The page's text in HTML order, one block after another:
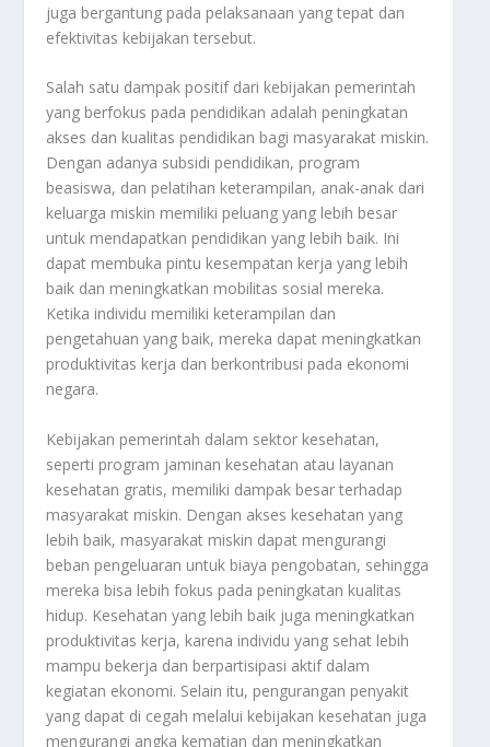
juga bergantung pada pelaksanaan yang tepat dan
efektivitas kebijakan tersebut.
Salah satu dampak positif dari kebijakan pemerintah
yang berfokus pada pendidikan adalah peningkatan
akses dan kualitas pendidikan bagi masyarakat miskin.
Dengan adanya subsidi pendidikan, program
beasiswa, dan pelatihan keterampilan, anak-anak dari
keluarga miskin memiliki peluang yang lebih besar
untuk mendapatkan pendidikan yang lebih baik. Ini
dapat membuka pintu kesempatan kerja yang lebih
baik dan meningkatkan mobilitas sosial mereka.
Ketika individu memiliki keterampilan dan
pengetahuan yang baik, mereka dapat meningkatkan
produktivitas kerja dan berkontribusi pada ekonomi
negara.
Kebijakan pemerintah dalam sektor kesehatan,
seperti program jaminan kesehatan atau layanan
kesehatan gratis, memiliki dampak besar terhadap
masyarakat miskin. Dengan akses kesehatan yang
lebih baik, masyarakat miskin dapat mengurangi
beban pengeluaran untuk biaya pengobatan, sehingga
mereka bisa lebih fokus pada peningkatan kualitas
hidup. Kesehatan yang lebih baik juga meningkatkan
produktivitas kerja, karena individu yang sehat lebih
mampu bekerja dan berpartisipasi aktif dalam
kegiatan ekonomi. Selain itu, pengurangan penyakit
yang dapat di cegah melalui kebijakan kesehatan juga
mengurangi angka kematian dan meningkatkan